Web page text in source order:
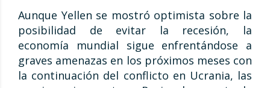
Aunque Yellen se mostró optimista sobre la
posibilidad de evitar la recesión, la
economía mundial sigue enfrentándose a
graves amenazas en los próximos meses con
la continuación del conflicto en Ucrania, las